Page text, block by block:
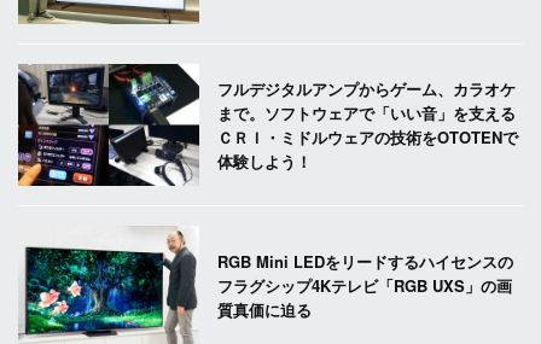
フルデジタルアンプからゲーム、カラオケ
まで。ソフトウェアで「いい音」を支える
ＣＲＩ・ミドルウェアの技術をOTOTENで
体験しよう！
RGB Mini LEDをリードするハイセンスの
フラグシップ4Kテレビ「RGB UXS」の画
質真価に迫る